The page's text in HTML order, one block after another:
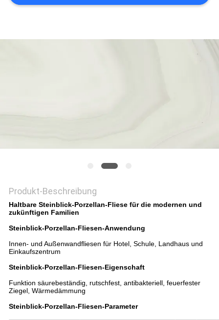
DATENSCHUTZRICHTLINIE
Produkt-Beschreibung
Haltbare Steinblick-Porzellan-Fliese für die modernen und
zukünftigen Familien
Steinblick-Porzellan-Fliesen-Anwendung
Innen- und Außenwandfliesen für Hotel, Schule, Landhaus und
Einkaufszentrum
Steinblick-Porzellan-Fliesen-Eigenschaft
Funktion säurebeständig, rutschfest, antibakteriell, feuerfester
Ziegel, Wärmedämmung
Steinblick-Porzellan-Fliesen-Parameter